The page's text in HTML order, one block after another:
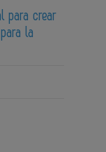
para crear
la